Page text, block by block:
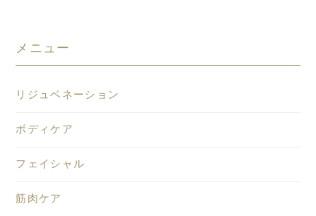
メニュー
リジュベネーション
ボディケア
フェイシャル
筋肉ケア